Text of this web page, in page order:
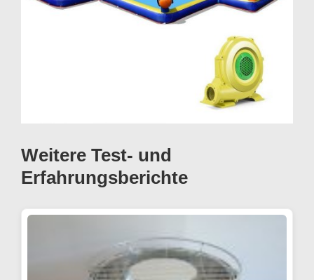
Weitere Test- und
Erfahrungsberichte